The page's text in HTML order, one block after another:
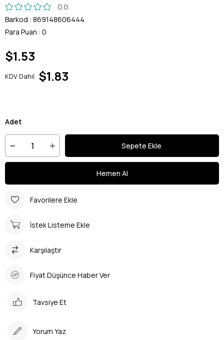
0.0
Barkod : 869148606444
Para Puan : 0
$1.53
KDV Dahil $1.83
Adet
Favorilere Ekle
İstek Listeme Ekle
Karşılaştır
Fiyat Düşünce Haber Ver
Tavsiye Et
Yorum Yaz